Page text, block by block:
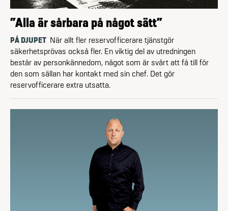
”Alla är sårbara på något sätt”
PÅ DJUPET När allt fler reservofficerare tjänstgör
säkerhetsprövas också fler. En viktig del av utredningen
består av personkännedom, något som är svårt att få till för
den som sällan har kontakt med sin chef. Det gör
reservofficerare extra utsatta.